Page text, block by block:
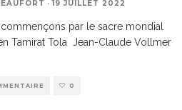
· 19 JUILLET 2022
par le sacre mondial
Tamirat Tola Jean-Claude Vollmer
0